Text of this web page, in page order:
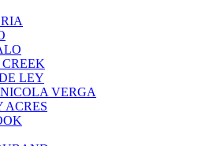
LEY
VERGA
ACRES